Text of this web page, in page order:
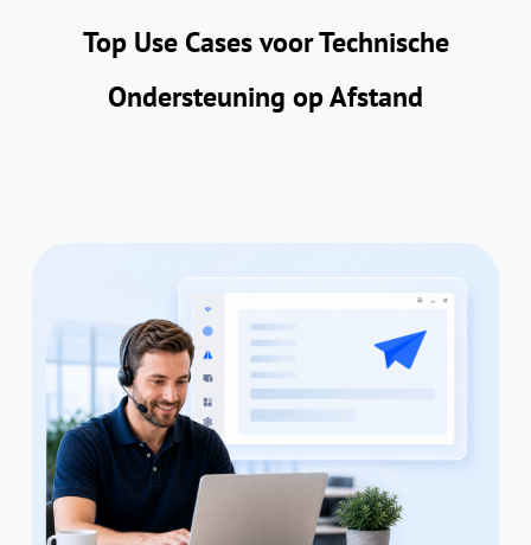
Top Use Cases voor Technische
Ondersteuning op Afstand